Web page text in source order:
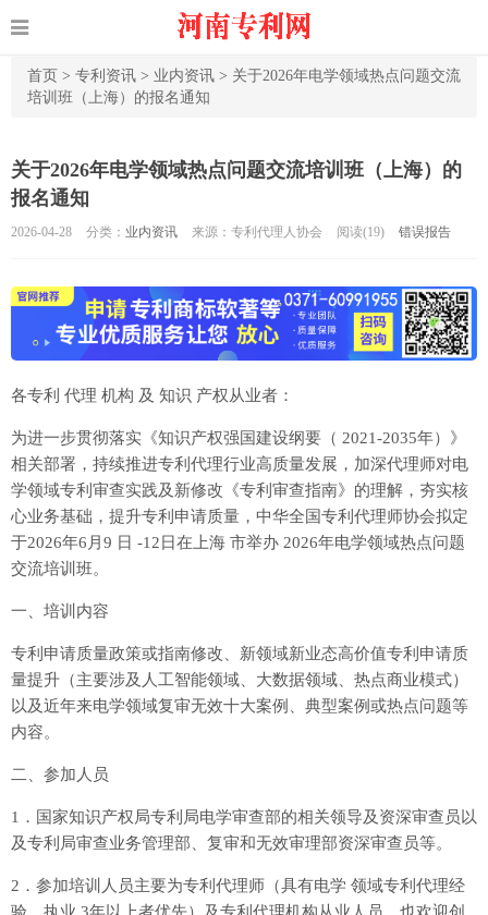
首页 > 专利资讯 > 业内资讯 > 关于2026年电学领域热点问题交流
培训班（上海）的报名通知
关于2026年电学领域热点问题交流培训班（上海）的
报名通知
2026-04-28 分类： 业内资讯 来源：专利代理人协会 阅读(19) 错误报告
各专利 代理 机构 及 知识 产权从业者：
为进一步贯彻落实《知识产权强国建设纲要（ 2021-2035年）》
相关部署，持续推进专利代理行业高质量发展，加深代理师对电
学领域专利审查实践及新修改《专利审查指南》的理解，夯实核
心业务基础，提升专利申请质量，中华全国专利代理师协会拟定
于2026年6月9 日 -12日在上海 市举办 2026年电学领域热点问题
交流培训班。
一、培训内容
专利申请质量政策或指南修改、新领域新业态高价值专利申请质
量提升（主要涉及人工智能领域、大数据领域、热点商业模式）
以及近年来电学领域复审无效十大案例、典型案例或热点问题等
内容。
二、参加人员
1．国家知识产权局专利局电学审查部的相关领导及资深审查员以
及专利局审查业务管理部、复审和无效审理部资深审查员等。
2．参加培训人员主要为专利代理师（具有电学 领域专利代理经